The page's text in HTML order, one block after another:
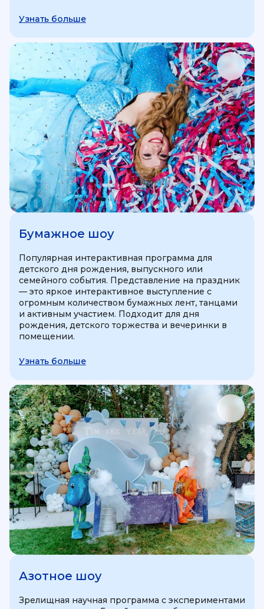
Узнать больше
Бумажное шоу
Популярная интерактивная программа для
детского дня рождения, выпускного или
семейного события. Представление на праздник
— это яркое интерактивное выступление с
огромным количеством бумажных лент, танцами
и активным участием. Подходит для дня
рождения, детского торжества и вечеринки в
помещении.
Узнать больше
Азотное шоу
Зрелищная научная программа с экспериментами